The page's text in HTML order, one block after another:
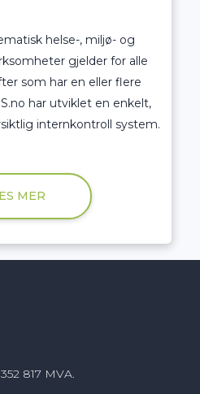
helse-, miljø- og
gjelder for alle
som har en eller flere
har utviklet en enkelt,
internkontroll system.
MER
817 MVA.